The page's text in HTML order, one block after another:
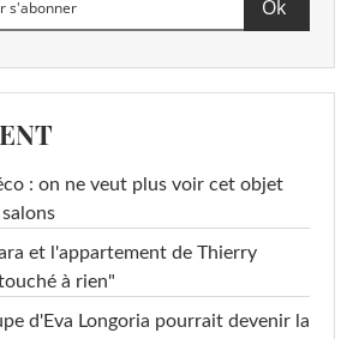
: on ne veut plus voir cet objet
et l'appartement de Thierry
à rien"
d'Eva Longoria pourrait devenir la